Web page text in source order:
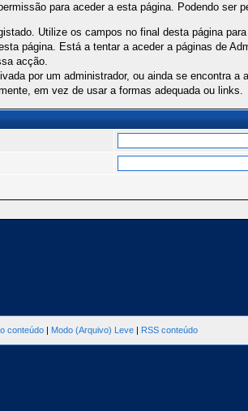
para aceder a esta página. Podendo ser
Utilize os campos no final desta página
página. Está a tentar a aceder a páginas de
acção.
por um administrador, ou ainda se encontra a
em vez de usar a formas adequada ou links.
conteúdo | Modo (Arquivo) Leve | RSS conteúdo